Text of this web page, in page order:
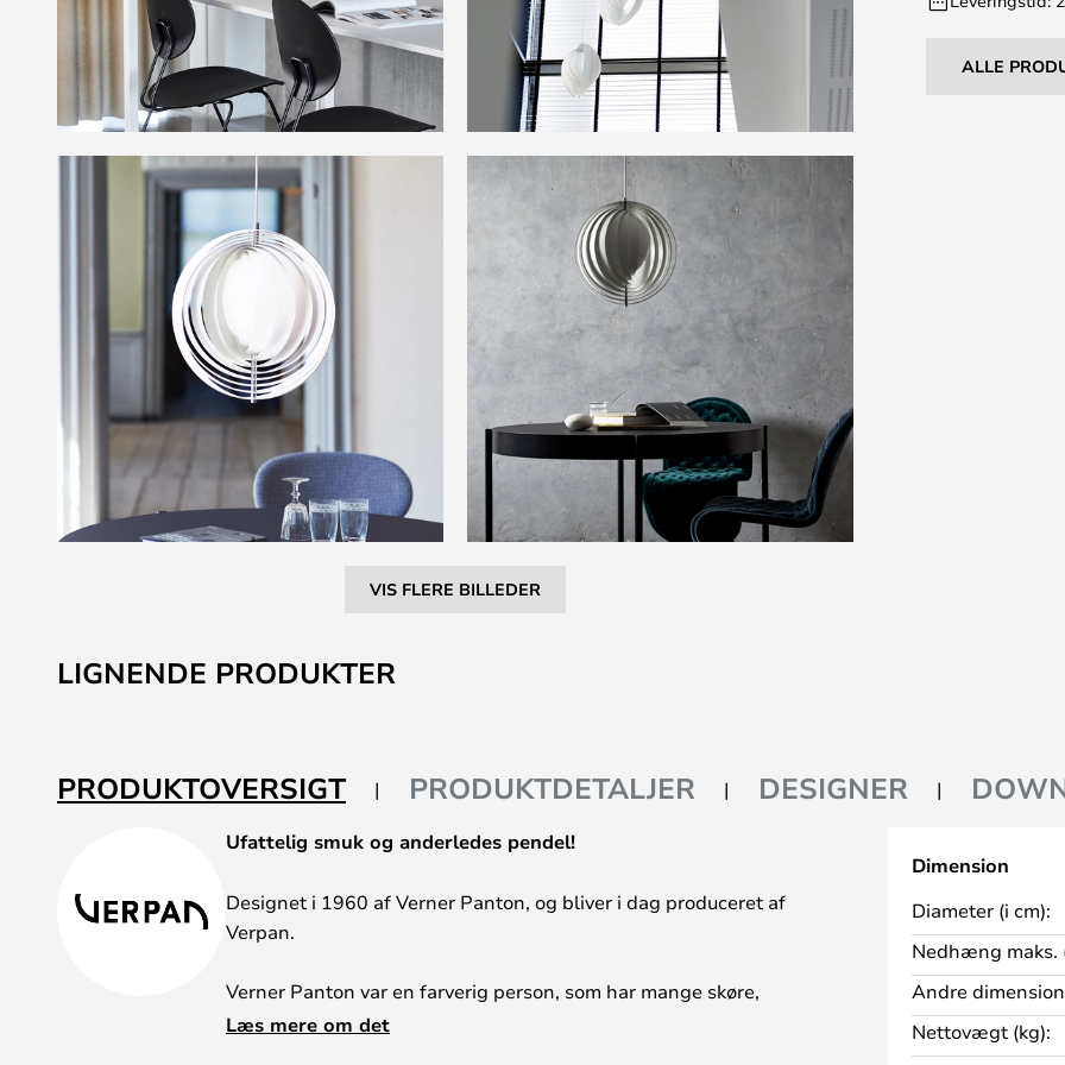
VIS FLERE BILLEDER
til
starten
ALLE
LIGNENDE PRODUKTER
PRODUKTOVERSIGT PRODUKTDETALJER DESIGNER
Ufattelig smuk og anderledes pendel!
Designet i 1960 af Verner Panton, og bliver i dag produceret af
Verpan.
Verner Panton var en farverig person, som har mange skøre,
smukke og anderledes designs bag sig. Han var stor fan af farverigt
Læs mere om det
Dimension
Diameter (i cm):
Nedhæng maks.
Andre
Nettovægt (kg):